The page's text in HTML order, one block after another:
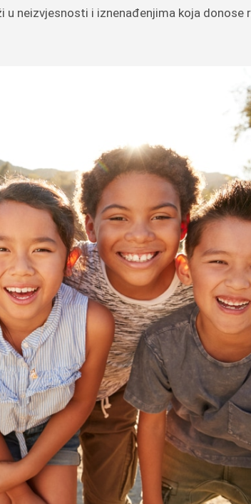
u neizvjesnosti i iznenađenjima koja donose